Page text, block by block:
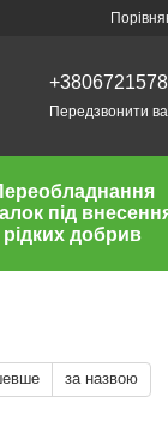
Передзвонити
під
рідких добрив
за назвою